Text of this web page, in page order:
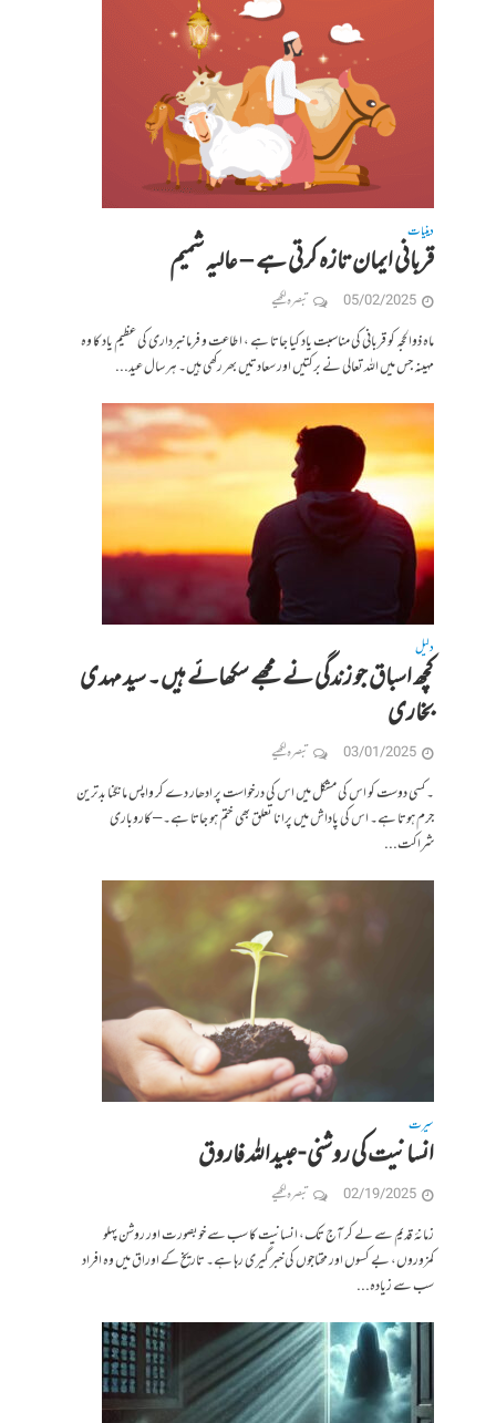
دینیات
قربانی ایمان تازہ کرتی ہے – عالیہ شمیم
05/02/2025 تبصرہ لکھیے
ماہ ذوالحجہ کو قربانی کی مناسبت یاد کیا جاتا ہے ، اطاعت و فرمانبرداری کی عظیم یاد کا وہ
مہینہ جس میں اللہ تعالی نے برکتیں اور سعادتیں بھر رکھی ہیں۔ ہر سال عید...
دلیل
کچھ اسباق جو زندگی نے مجھے سکھائے ہیں۔ سید مہدی
بخاری
03/01/2025 تبصرہ لکھیے
۔ کسی دوست کو اس کی مشکل میں اس کی درخواست پر ادھار دے کر واپس مانگنا بدترین
جرم ہوتا ہے۔ اس کی پاداش میں پرانا تعلق بھی ختم ہو جاتا ہے۔ – کاروباری
شراکت...
سیرت
انسانیت کی روشنی -عبیداللہ فاروق
02/19/2025 تبصرہ لکھیے
زمانۂ قدیم سے لے کر آج تک، انسانیت کا سب سے خوبصورت اور روشن پہلو
کمزوروں، بے کسوں اور محتاجوں کی خبر گیری رہا ہے۔ تاریخ کے اوراق میں وہ افراد
سب سے زیادہ...